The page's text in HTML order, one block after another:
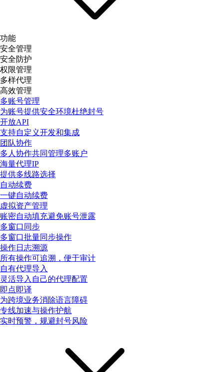
功能
安全管理
安全防护
权限管理
多样代理
高效管理
多账号管理
为账号提供安全环境杜绝封号
开放API
支持自定义开发和集成
团队协作
多人协作共同管理多账户
海量代理IP
提供多线路选择
自动续费
一键自动续费
虚拟资产管理
账密自动填充避免账号泄露
多窗口同步
多窗口批量同步操作
操作日志溯源
所有操作可追溯，便于审计
自有代理导入
灵活导入自己的代理配置
即点即译
为跨境业务消除语言障碍
专线加速与操作护航
实时预警，规避封号风险